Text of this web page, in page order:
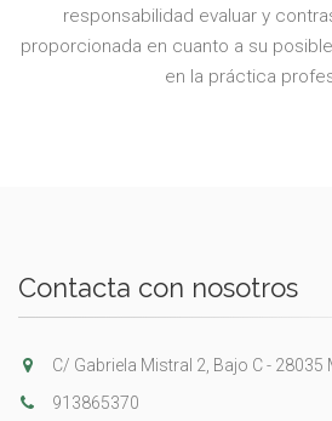
responsabilidad evaluar y
proporcionada en cuanto a su
en la práctica
Contacta con nosotros
C/ Gabriela Mistral 2, Bajo C - 28035
913865370